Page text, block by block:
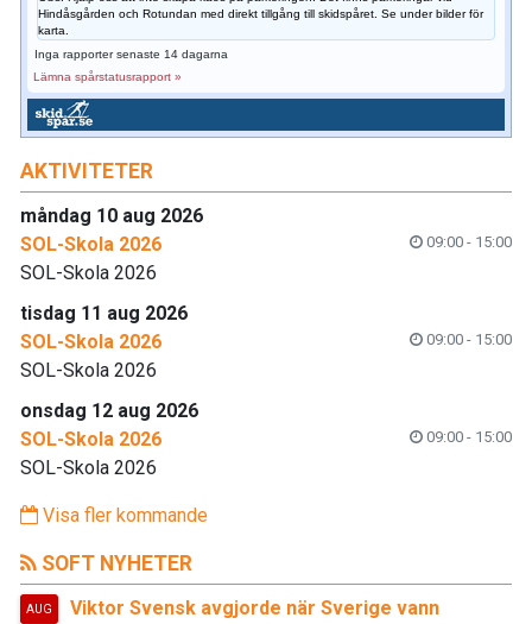
Hindåsgården och Rotundan med direkt tillgång till skidspåret. Se under bilder för
karta.
Inga rapporter senaste 14 dagarna
Lämna spårstatusrapport »
AKTIVITETER
måndag 10 aug 2026
SOL-Skola 2026
09:00 - 15:00
SOL-Skola 2026
tisdag 11 aug 2026
SOL-Skola 2026
09:00 - 15:00
SOL-Skola 2026
onsdag 12 aug 2026
SOL-Skola 2026
09:00 - 15:00
SOL-Skola 2026
Visa fler kommande
SOFT NYHETER
AUG
Viktor Svensk avgjorde när Sverige vann